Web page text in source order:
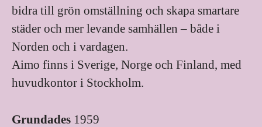
bidra till grön omställning och skapa smartare
städer och mer levande samhällen – både i
Norden och i vardagen.
Aimo finns i Sverige, Norge och Finland, med
huvudkontor i Stockholm.
Grundades 1959